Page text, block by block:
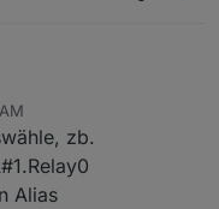
testweise ein
ist der selbe wie der:
zb.
Alias